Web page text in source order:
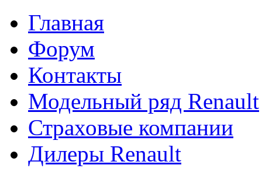
Главная
Форум
Контакты
Модельный ряд Renault
Страховые компании
Дилеры Renault